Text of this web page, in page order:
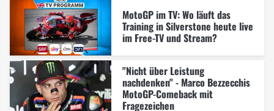
MotoGP im TV: Wo läuft das
Training in Silverstone heute live
im Free-TV und Stream?
"Nicht über Leistung
nachdenken" - Marco Bezzecchis
MotoGP-Comeback mit
Fragezeichen